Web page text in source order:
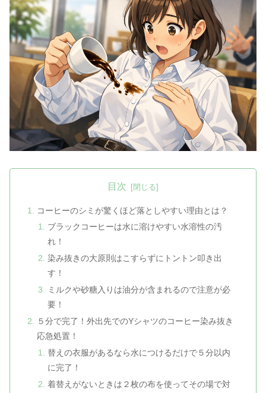
目次
コーヒーのシミが驚くほど落としやすい理由とは？
ブラックコーヒーは水に溶けやすい水溶性の汚
れ！
染み抜きの大原則はこすらずにトントン叩き出
す！
ミルクや砂糖入りは油分が含まれるので注意が必
要！
５分で完了！外出先でのYシャツのコーヒー染み抜き
応急処置！
替えの衣服があるなら水につけるだけで５分以内
に完了！
着替えがないときは２枚の布を使ってその場で対